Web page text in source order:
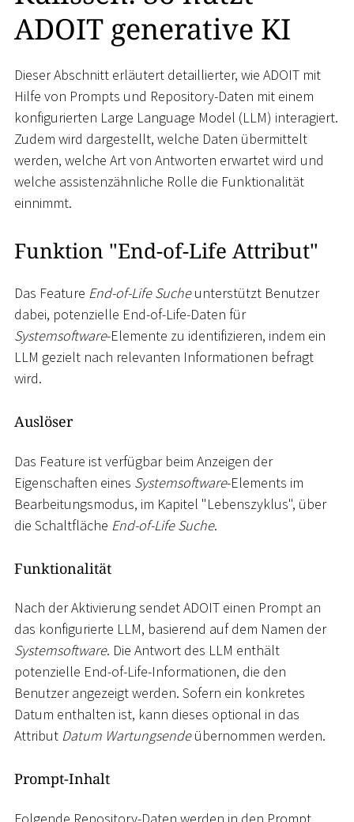
ADOIT generative KI
Dieser Abschnitt erläutert detaillierter, wie ADOIT mit
Hilfe von Prompts und Repository-Daten mit einem
konfigurierten Large Language Model (LLM) interagiert.
Zudem wird dargestellt, welche Daten übermittelt
werden, welche Art von Antworten erwartet wird und
welche assistenzähnliche Rolle die Funktionalität
einnimmt.
Funktion "End-of-Life Attribut"
Das Feature End-of-Life Sucheunterstützt Benutzer
dabei, potenzielle End-of-Life-Daten für
Systemsoftware-Elemente zu identifizieren, indem ein
LLM gezielt nach relevanten Informationen befragt
wird.
Auslöser
Das Feature ist verfügbar beim Anzeigen der
Eigenschaften eines Systemsoftware-Elements im
Bearbeitungsmodus, im Kapitel "Lebenszyklus", über
die Schaltfläche End-of-Life Suche.
Funktionalität
Nach der Aktivierung sendet ADOIT einen Prompt an
das konfigurierte LLM, basierend auf dem Namen der
Systemsoftware. Die Antwort des LLM enthält
potenzielle End-of-Life-Informationen, die den
Benutzer angezeigt werden. Sofern ein konkretes
Datum enthalten ist, kann dieses optional in das
Attribut Datum Wartungsendeübernommen werden.
Prompt-Inhalt